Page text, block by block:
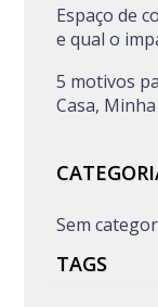
Espaço de
e qual o
5 motivos
Casa,
Sem
TAGS